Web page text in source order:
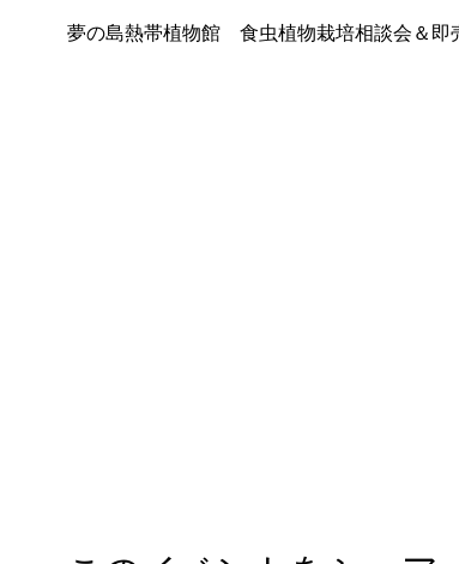
夢の島熱帯植物館　食虫植物栽培相談会＆即